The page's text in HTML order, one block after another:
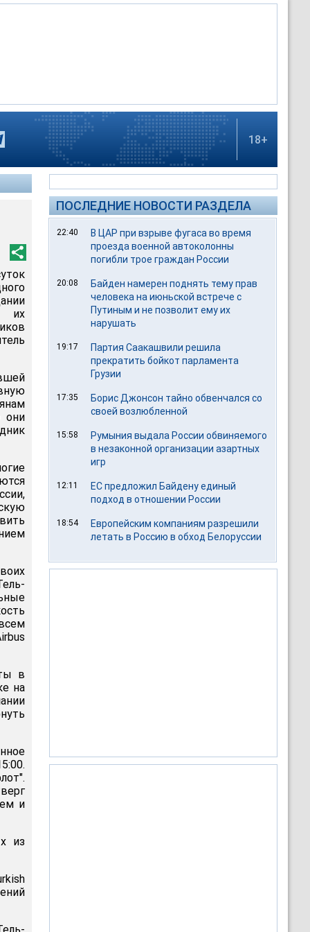
18+
их
они
в
на
и
из
ПОСЛЕДНИЕ НОВОСТИ РАЗДЕЛА
22:40
В ЦАР при взрыве фугаса во время
проезда военной автоколонны
погибли трое граждан России
20:08
Байден намерен поднять тему прав
человека на июньской встрече с
Путиным и не позволит ему их
нарушать
19:17
Партия Саакашвили решила
прекратить бойкот парламента
Грузии
17:35
Борис Джонсон тайно обвенчался со
своей возлюбленной
15:58
Румыния выдала России обвиняемого
в незаконной организации азартных
игр
12:11
ЕС предложил Байдену единый
подход в отношении России
18:54
Европейским компаниям разрешили
летать в Россию в обход Белоруссии